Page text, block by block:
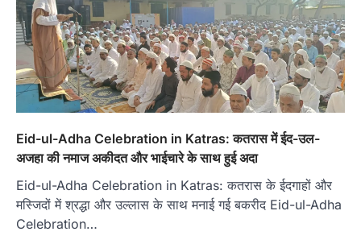
Eid-ul-Adha Celebration in Katras: कतरास में ईद-उल-
अजहा की नमाज अकीदत और भाईचारे के साथ हुई अदा
Eid-ul-Adha Celebration in Katras: कतरास के ईदगाहों और
मस्जिदों में श्रद्धा और उल्लास के साथ मनाई गई बकरीद Eid-ul-Adha
Celebration…